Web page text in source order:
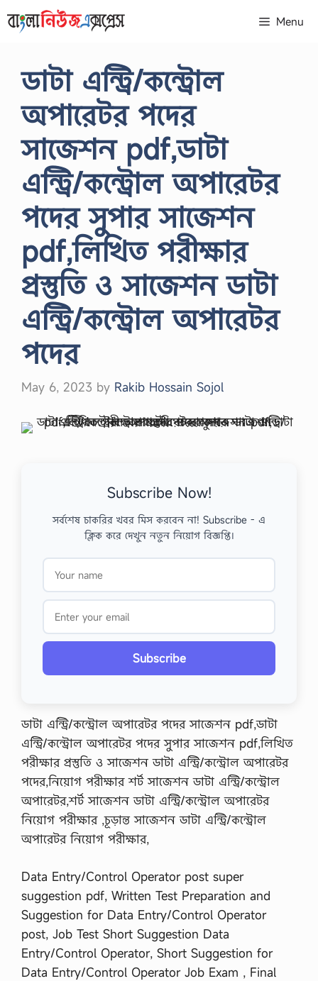
to
Menu
ডাটা এন্ট্রি/কন্ট্রোল
অপারেটর পদের
সাজেশন pdf,ডাটা
এন্ট্রি/কন্ট্রোল অপারেটর
পদের সুপার সাজেশন
pdf,লিখিত পরীক্ষার
প্রস্তুতি ও সাজেশন ডাটা
এন্ট্রি/কন্ট্রোল অপারেটর
পদের
May 6, 2023 by Rakib Hossain Sojol
Subscribe Now!
সর্বশেষ চাকরির খবর মিস করবেন না! Subscribe - এ
ক্লিক করে দেখুন নতুন নিয়োগ বিজ্ঞপ্তি।
Subscribe
ডাটা এন্ট্রি/কন্ট্রোল অপারেটর পদের সাজেশন pdf,ডাটা
এন্ট্রি/কন্ট্রোল অপারেটর পদের সুপার সাজেশন pdf,লিখিত
পরীক্ষার প্রস্তুতি ও সাজেশন ডাটা এন্ট্রি/কন্ট্রোল অপারেটর
পদের,নিয়োগ পরীক্ষার শর্ট সাজেশন ডাটা এন্ট্রি/কন্ট্রোল
অপারেটর,শর্ট সাজেশন ডাটা এন্ট্রি/কন্ট্রোল অপারেটর
নিয়োগ পরীক্ষার ,চূড়ান্ত সাজেশন ডাটা এন্ট্রি/কন্ট্রোল
অপারেটর নিয়োগ পরীক্ষার,
Data Entry/Control Operator post super
suggestion pdf, Written Test Preparation and
Suggestion for Data Entry/Control Operator
post, Job Test Short Suggestion Data
Entry/Control Operator, Short Suggestion for
Data Entry/Control Operator Job Exam , Final